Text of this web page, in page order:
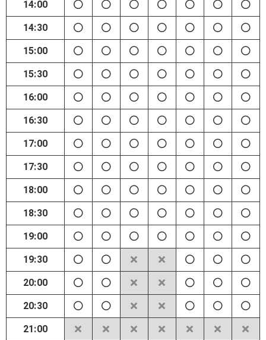
14:00
14:30
15:00
15:30
16:00
16:30
17:00
17:30
18:00
18:30
19:00
19:30
20:00
20:30
21:00